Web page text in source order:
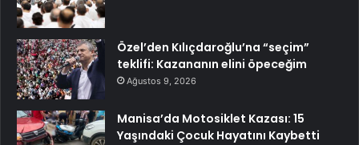
Özel’den Kılıçdaroğlu’na “seçim”
teklifi: Kazananın elini öpeceğim
Ağustos 9, 2026
Manisa’da Motosiklet Kazası: 15
Yaşındaki Çocuk Hayatını Kaybetti